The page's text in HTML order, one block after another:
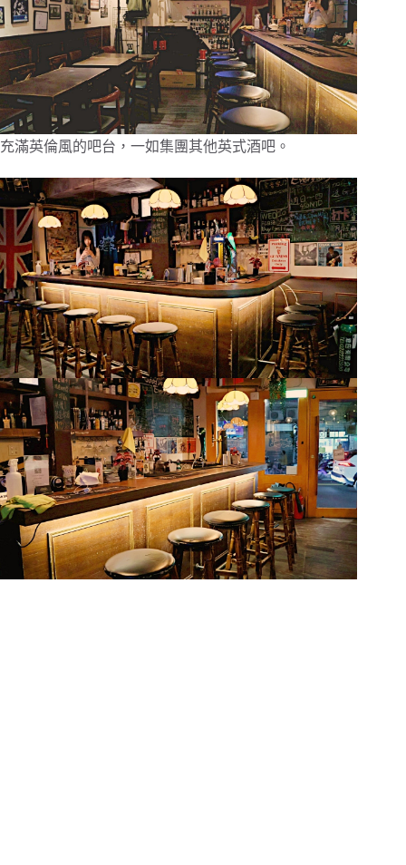
充滿英倫風的吧台，一如集團其他英式酒吧。